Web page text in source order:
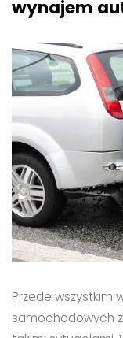
wynajem
Przede wszystkim
samochodowych